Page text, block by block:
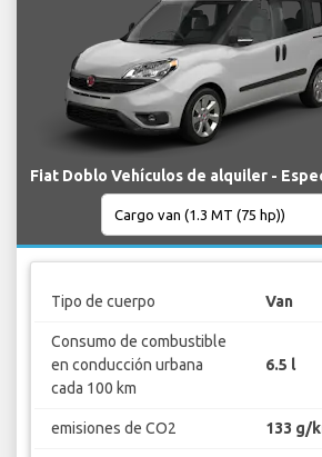
Fiat Doblo Vehículos de alquiler -
Tipo de cuerpo Van
Consumo de combustible
en conducción urbana
cada 100 km
6.5 l
emisiones de CO2 133 g/